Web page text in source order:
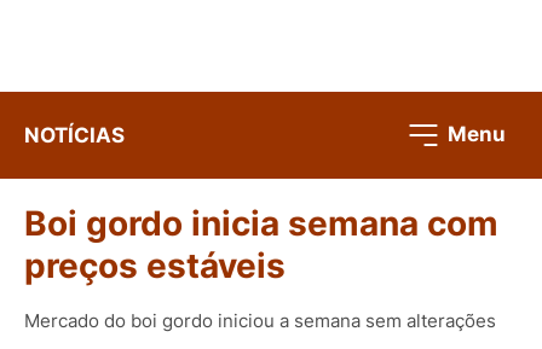
NOTÍCIAS Menu
Boi gordo inicia semana com
preços estáveis
Mercado do boi gordo iniciou a semana sem alterações